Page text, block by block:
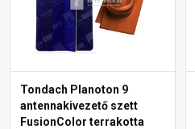
Tondach Planoton 9
antennakivezető szett
FusionColor terrakotta